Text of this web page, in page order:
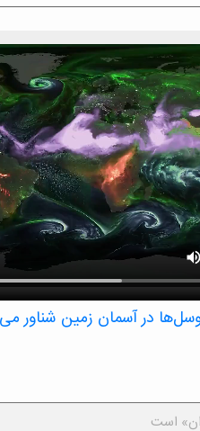
آئروسل‌ها، ذرات معلق مانند نمک و
نمک دریا – همانطور که در این
در آسمان زمین شناور
است